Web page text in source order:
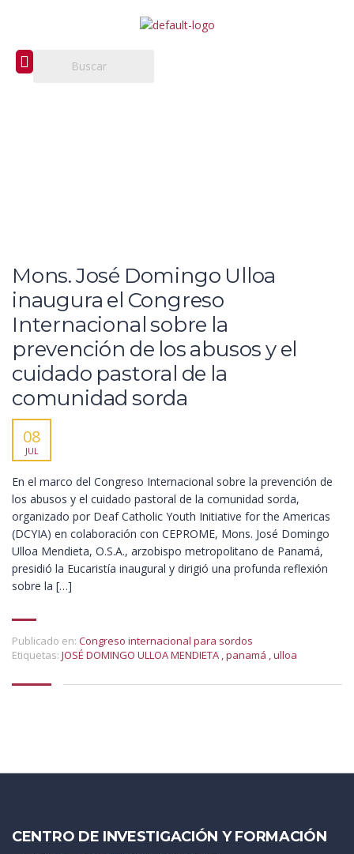
Mons. José Domingo Ulloa
inaugura el Congreso
Internacional sobre la
prevención de los abusos y el
cuidado pastoral de la
comunidad sorda
08
JUL
En el marco del Congreso Internacional sobre la prevención de
los abusos y el cuidado pastoral de la comunidad sorda,
organizado por Deaf Catholic Youth Initiative for the Americas
(DCYIA) en colaboración con CEPROME, Mons. José Domingo
Ulloa Mendieta, O.S.A., arzobispo metropolitano de Panamá,
presidió la Eucaristía inaugural y dirigió una profunda reflexión
sobre la […]
Publicado en: Congreso internacional para sordos
Etiquetas: JOSÉ DOMINGO ULLOA MENDIETA ,panamá ,ulloa
CENTRO DE INVESTIGACIÓN Y FORMACIÓN